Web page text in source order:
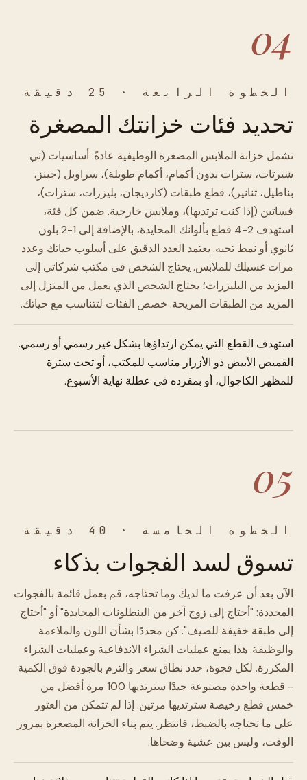
04
الخطوة الرابعة · 25 دقيقة
تحديد فئات خزانتك المصغرة
تشمل خزانة الملابس المصغرة الوظيفية عادةً: أساسيات (تي
شيرتات، سترات بدون أكمام، أكمام طويلة)، سراويل (جينز،
بناطيل، تنانير)، قطع طبقات (كارديجان، بليزرات، سترات)،
فساتين (إذا كنت ترتديها)، وملابس خارجية. ضمن كل فئة،
استهدف 2-4 قطع بألوانك المحايدة، بالإضافة إلى 1-2 بلون
ثانوي أو نمط تحبه. يعتمد العدد الدقيق على أسلوب حياتك وعدد
مرات غسيلك للملابس. يحتاج الشخص في مكتب شركاتي إلى
المزيد من البليزرات؛ يحتاج الشخص الذي يعمل من المنزل إلى
المزيد من الطبقات المريحة. خصص الفئات لتتناسب مع حياتك.
استهدف القطع التي يمكن ارتداؤها بشكل غير رسمي أو رسمي.
القميص الأبيض ذو الأزرار مناسب للمكتب، أو تحت سترة
للمظهر الكاجوال، أو بمفرده في عطلة نهاية الأسبوع.
05
الخطوة الخامسة · 40 دقيقة
تسوق لسد الفجوات بذكاء
الآن بعد أن عرفت ما لديك وما تحتاجه، قم بعمل قائمة بالفجوات
المحددة: "أحتاج إلى زوج آخر من البنطلونات المحايدة" أو "أحتاج
إلى طبقة خفيفة للصيف". كن محددًا بشأن اللون والملاءمة
والوظيفة. هذا يمنع عمليات الشراء الاندفاعية وعمليات الشراء
المكررة. لكل فجوة، حدد نطاق سعر والتزم بالجودة فوق الكمية
- قطعة واحدة مصنوعة جيدًا سترتديها 100 مرة أفضل من
خمس قطع رخيصة سترتديها مرتين. إذا لم تتمكن من العثور
على ما تحتاجه بالضبط، فانتظر. يتم بناء الخزانة المصغرة بمرور
الوقت، وليس بين عشية وضحاها.